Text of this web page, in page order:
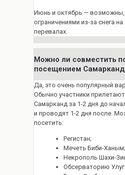
Июнь и октябрь — возможны,
ограничениями из-за снега на
перевалах.
Можно ли совместить
посещением
Да, это очень популярный
Обычно участники
Самарканд за 1-2 дня до
и проводят 1-2 дня после.
посетить:
Регистан;
Мечеть Биби-Ханым;
Некрополь Шахи-
Обсерваторию